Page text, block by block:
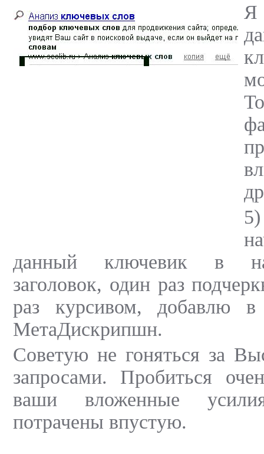
данный ключевик в
заголовок, один раз
раз курсивом, добавлю
МетаДискрипшн.
Советую не гоняться за
запросами. Пробиться
ваши вложенные
потрачены впустую.